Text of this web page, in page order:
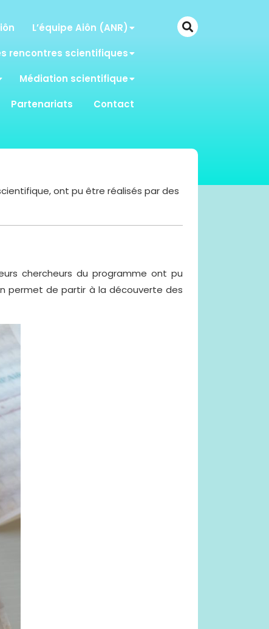
L’équipe Aiôn (ANR)
rencontres scientifiques
Médiation scientifique
Partenariats
Contact
ont pu être réalisés par des
chercheurs du programme ont pu
permet de partir à la découverte des